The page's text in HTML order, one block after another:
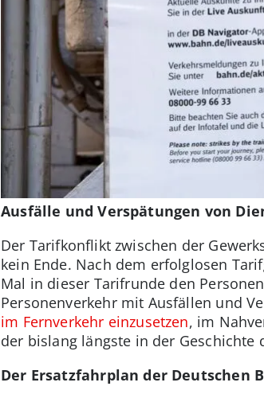
Ausfälle und Verspätungen von
Der Tarifkonflikt zwischen der
kein Ende. Nach dem erfolglosen
Mal in dieser Tarifrunde den
Personenverkehr mit Ausfällen und
im Fernverkehr einzusetzen, im
der bislang längste in der Geschichte
Der Ersatzfahrplan der Deutschen